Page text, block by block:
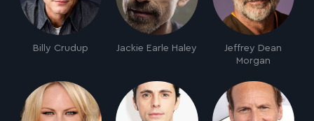
Billy Crudup Jackie Earle Haley
Jeffrey Dean
Morgan